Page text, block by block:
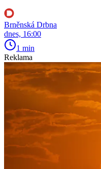
Brněnská Drbna
dnes, 16:00
1 min
Reklama